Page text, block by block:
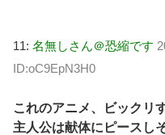
11: 名無しさん＠恐縮です
ID:oC9EpN3H0
これのアニメ、ビックリ
主人公は献体にピースし